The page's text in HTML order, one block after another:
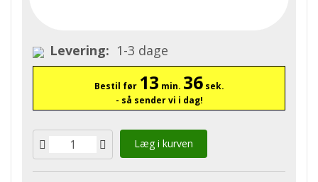
Levering: 1-3 dage
Bestil før 13 min. 36sek.
- så sender vi i dag!
Læg i kurven